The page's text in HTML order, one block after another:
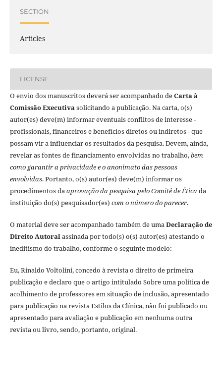
SECTION
Articles
LICENSE
O envio dos manuscritos deverá ser acompanhado deCarta à
Comissão Executiva solicitando a publicação. Na carta, o(s)
autor(es) deve(m) informar eventuais conflitos de interesse -
profissionais, financeiros e benefícios diretos ou indiretos - que
possam vir a influenciar os resultados da pesquisa. Devem, ainda,
revelar as fontes de financiamento envolvidas no trabalho,bem
como garantir a privacidade e o anonimato das pessoas
envolvidas. Portanto, o(s) autor(es) deve(m) informar os
procedimentos da aprovação da pesquisa pelo Comitê de Ética da
instituição do(s) pesquisador(es) com o número do parecer.
O material deve ser acompanhado também de uma Declaração de
Direito Autoral assinada por todo(s) o(s) autor(es) atestando o
ineditismo do trabalho, conforme o seguinte modelo:
Eu, Rinaldo Voltolini, concedo à revista o direito de primeira
publicação e declaro que o artigo intitulado Sobre uma política de
acolhimento de professores em situação de inclusão, apresentado
para publicação na revista Estilos da Clínica, não foi publicado ou
apresentado para avaliação e publicação em nenhuma outra
revista ou livro, sendo, portanto, original.